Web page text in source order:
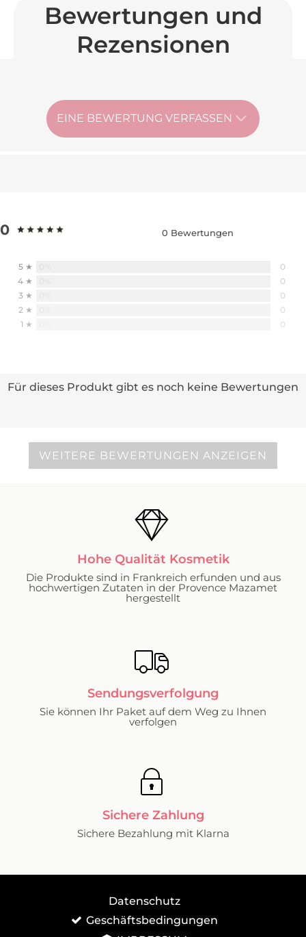
Bewertungen und
Rezensionen
EINE BEWERTUNG VERFASSEN
0 0 Bewertungen
5 ★
0
4 ★
0
3 ★
0
2 ★
0
1 ★
0
Für dieses Produkt gibt es noch keine Bewertungen
WEITERE BEWERTUNGEN ANZEIGEN
Hohe Qualität Kosmetik
Die Produkte sind in Frankreich erfunden und aus
hochwertigen Zutaten in der Provence Mazamet
hergestellt
Sendungsverfolgung
Sie können Ihr Paket auf dem Weg zu Ihnen
verfolgen
Sichere Zahlung
Sichere Bezahlung mit Klarna
Datenschutz
Geschäftsbedingungen